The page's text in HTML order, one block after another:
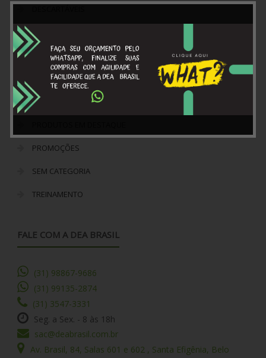
EQUIPAMENTOS MÉDICOS
LANÇAMENTOS
LINHA RESGATE
MÓVEIS HOSPITALARES
PROMOÇÕES
SEM CATEGORIA
TREINAMENTO
FALE COM A DEA BRASIL
(31) 98867-9686
(31) 99135-2874
(31) 3547-3331
Seg. a Sex. - 8 às 18h
sac@deabrasil.com.br
Av. Brasil, 84, Salas 601 e 602 , Santa Efigênia, Belo